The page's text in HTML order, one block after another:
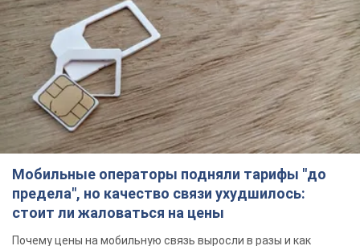
Мобильные операторы подняли тарифы "до
предела", но качество связи ухудшилось:
стоит ли жаловаться на цены
Почему цены на мобильную связь выросли в разы и как
улучшить качество интернета в телефоне
2 часа назад 10,7 т.
В оккупированной Ялте прогремели мощные
взрывы: поднимается черный дым. Фото и
видео